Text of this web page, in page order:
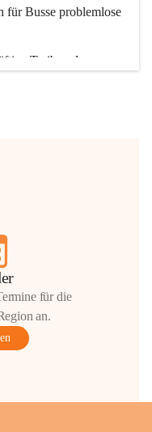
für Busse problemlose
Treiben der
für die
an.